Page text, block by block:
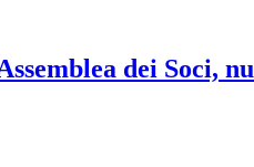
dei Soci,